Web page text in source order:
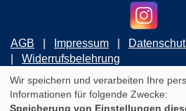
AGB Impressum
Widerrufsbelehrung
Cookie Einstellungen
Wir speichern und verarbeiten Ihre
Informationen für folgende Zwecke:
Speicherung von Einstellungen